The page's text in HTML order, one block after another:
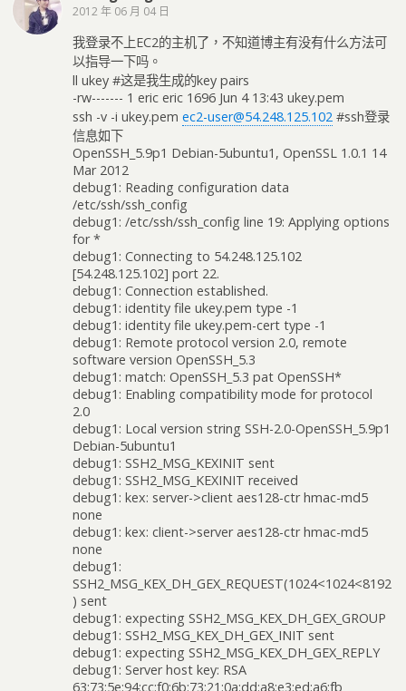
2012 年 06 月 04 日
我登录不上EC2的主机了，不知道博主有没有什么方法可
以指导一下吗。
ll ukey #这是我生成的key pairs
-rw------- 1 eric eric 1696 Jun 4 13:43 ukey.pem
ssh -v -i ukey.pem ec2-user@54.248.125.102 #ssh登录
信息如下
OpenSSH_5.9p1 Debian-5ubuntu1, OpenSSL 1.0.1 14
Mar 2012
debug1: Reading configuration data
/etc/ssh/ssh_config
debug1: /etc/ssh/ssh_config line 19: Applying options
for *
debug1: Connecting to 54.248.125.102
[54.248.125.102] port 22.
debug1: Connection established.
debug1: identity file ukey.pem type -1
debug1: identity file ukey.pem-cert type -1
debug1: Remote protocol version 2.0, remote
software version OpenSSH_5.3
debug1: match: OpenSSH_5.3 pat OpenSSH*
debug1: Enabling compatibility mode for protocol
2.0
debug1: Local version string SSH-2.0-OpenSSH_5.9p1
Debian-5ubuntu1
debug1: SSH2_MSG_KEXINIT sent
debug1: SSH2_MSG_KEXINIT received
debug1: kex: server->client aes128-ctr hmac-md5
none
debug1: kex: client->server aes128-ctr hmac-md5
none
debug1:
SSH2_MSG_KEX_DH_GEX_REQUEST(1024<1024<8192
) sent
debug1: expecting SSH2_MSG_KEX_DH_GEX_GROUP
debug1: SSH2_MSG_KEX_DH_GEX_INIT sent
debug1: expecting SSH2_MSG_KEX_DH_GEX_REPLY
debug1: Server host key: RSA
63:73:5e:94:cc:f0:6b:73:21:0a:dd:a8:e3:ed:a6:fb